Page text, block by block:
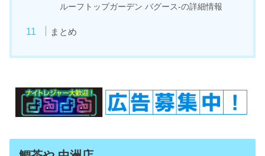
ルーフトップガーデン バグース-の詳細情報
まとめ